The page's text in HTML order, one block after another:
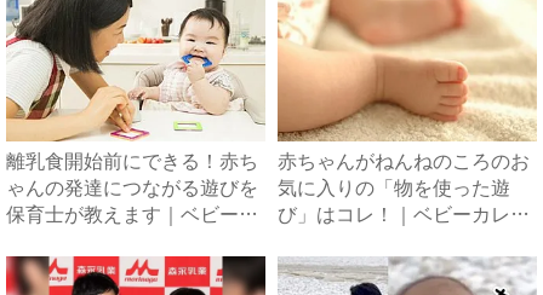
離乳食開始前にできる！赤ち
ゃんの発達につながる遊びを
保育士が教えます｜ベビーカ
赤ちゃんがねんねのころのお
気に入りの「物を使った遊
び」はコレ！｜ベビーカレン